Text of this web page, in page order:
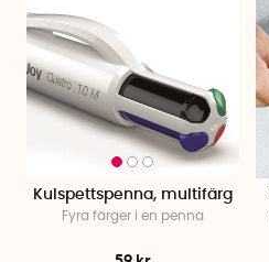
Kulspettspenna, multifärg
Fyra färger i en penna